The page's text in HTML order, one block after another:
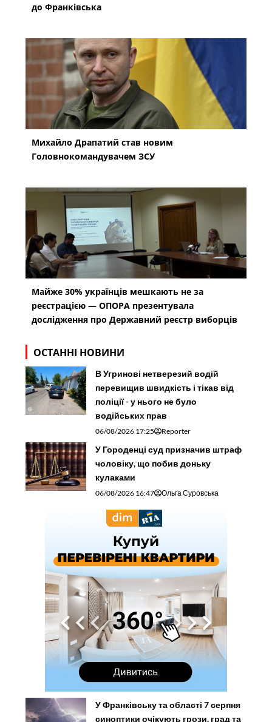
до Франківська
Михайло Драпатий став новим
Головнокомандувачем ЗСУ
Майже 30% українців мешкають не за
реєстрацією — ОПОРА презентувала
дослідження про Державний реєстр виборців
ОСТАННІ НОВИНИ
В Угринові нетверезий водій
перевищив швидкість і тікав від
поліції - у нього не було
водійських прав
06/08/2026 17:25 Reporter
У Городенці суд призначив штраф
чоловіку, що побив доньку
кулаками
06/08/2026 16:47 Ольга Суровська
У Франківську та області 7 серпня
синоптики очікують грози, град та